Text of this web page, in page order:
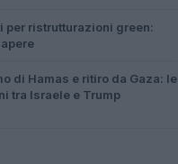
per ristrutturazioni green:
di Hamas e ritiro da Gaza: le
tra Israele e Trump